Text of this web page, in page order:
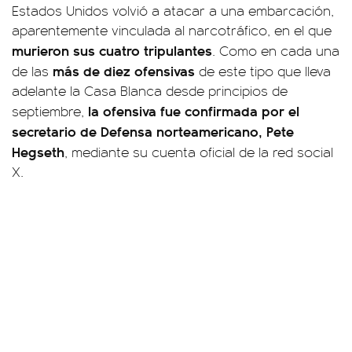
Estados Unidos volvió a atacar a una embarcación,
aparentemente vinculada al narcotráfico, en el que
murieron sus cuatro tripulantes. Como en cada una
de las más de diez ofensivas de este tipo que lleva
adelante la Casa Blanca desde principios de
septiembre, la ofensiva fue confirmada por el
secretario de Defensa norteamericano, Pete
Hegseth, mediante su cuenta oficial de la red social
X.